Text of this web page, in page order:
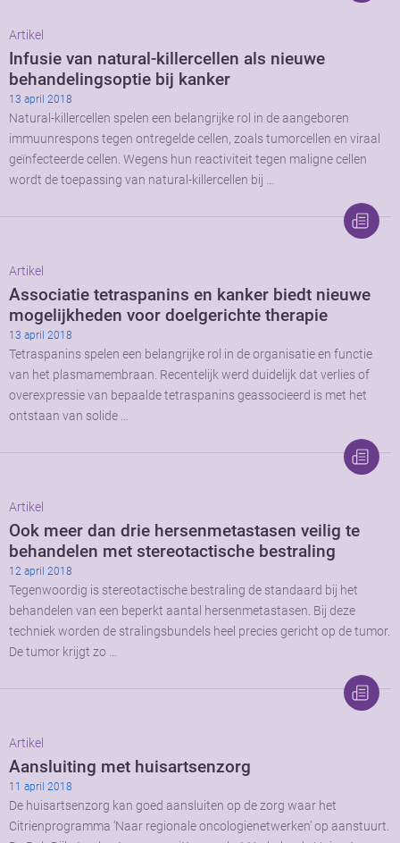
Artikel
Infusie van natural-killercellen als nieuwe
behandelingsoptie bij kanker
13 april 2018
Natural-killercellen spelen een belangrijke rol in de aangeboren
immuunrespons tegen ontregelde cellen, zoals tumorcellen en viraal
geïnfecteerde cellen. Wegens hun reactiviteit tegen maligne cellen
wordt de toepassing van natural-killercellen bij …
Artikel
Associatie tetraspanins en kanker biedt nieuwe
mogelijkheden voor doelgerichte therapie
13 april 2018
Tetraspanins spelen een belangrijke rol in de organisatie en functie
van het plasmamembraan. Recentelijk werd duidelijk dat verlies of
overexpressie van bepaalde tetraspanins geassocieerd is met het
ontstaan van solide …
Artikel
Ook meer dan drie hersenmetastasen veilig te
behandelen met stereotactische bestraling
12 april 2018
Tegenwoordig is stereotactische bestraling de standaard bij het
behandelen van een beperkt aantal hersenmetastasen. Bij deze
techniek worden de stralingsbundels heel precies gericht op de tumor.
De tumor krijgt zo …
Artikel
Aansluiting met huisartsenzorg
11 april 2018
De huisartsenzorg kan goed aansluiten op de zorg waar het
Citrienprogramma ‘Naar regionale oncologienetwerken’ op aanstuurt.